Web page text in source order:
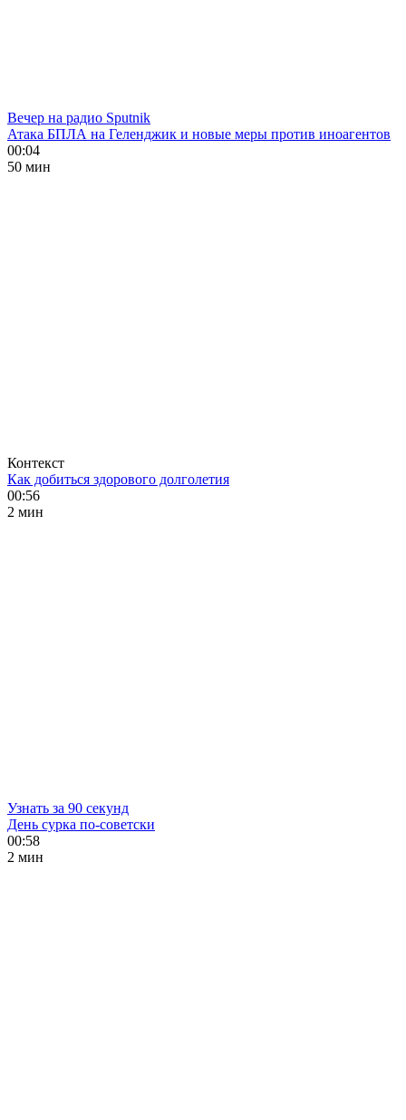
Вечер на радио Sputnik
Атака БПЛА на Геленджик и новые меры против иноагентов
00:04
50 мин
Контекст
Как добиться здорового долголетия
00:56
2 мин
Узнать за 90 секунд
День сурка по-советски
00:58
2 мин